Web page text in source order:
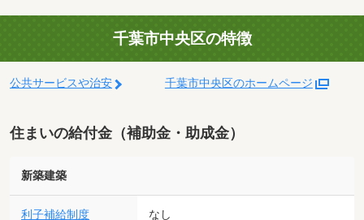
千葉市中央区の特徴
公共サービスや治安 千葉市中央区のホームページ
住まいの給付金（補助金・助成金）
新築建築
利子補給制度 なし